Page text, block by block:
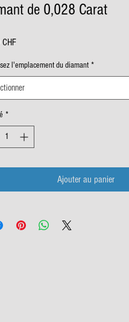
de 0,028 Carat
Prix
l'emplacement du diamant *
*
Ajouter au panier